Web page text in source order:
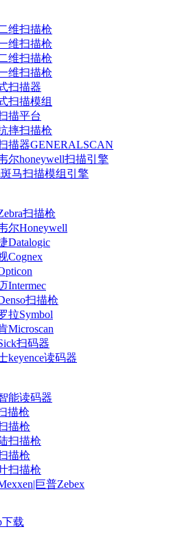
维扫描枪
维扫描枪
维扫描枪
维扫描枪
扫描器
扫描模组
描平台
摔扫描枪
描器GENERALSCAN
尔honeywell扫描引擎
斑马扫描模组引擎
扫描枪
尔Honeywell
Datalogic
Cognex
Intermec
扫描枪
拉Symbol
Microscan
扫码器
keyence读码器
能读码器
描枪
描枪
扫描枪
描枪
扫描枪
巨普Zebex
载